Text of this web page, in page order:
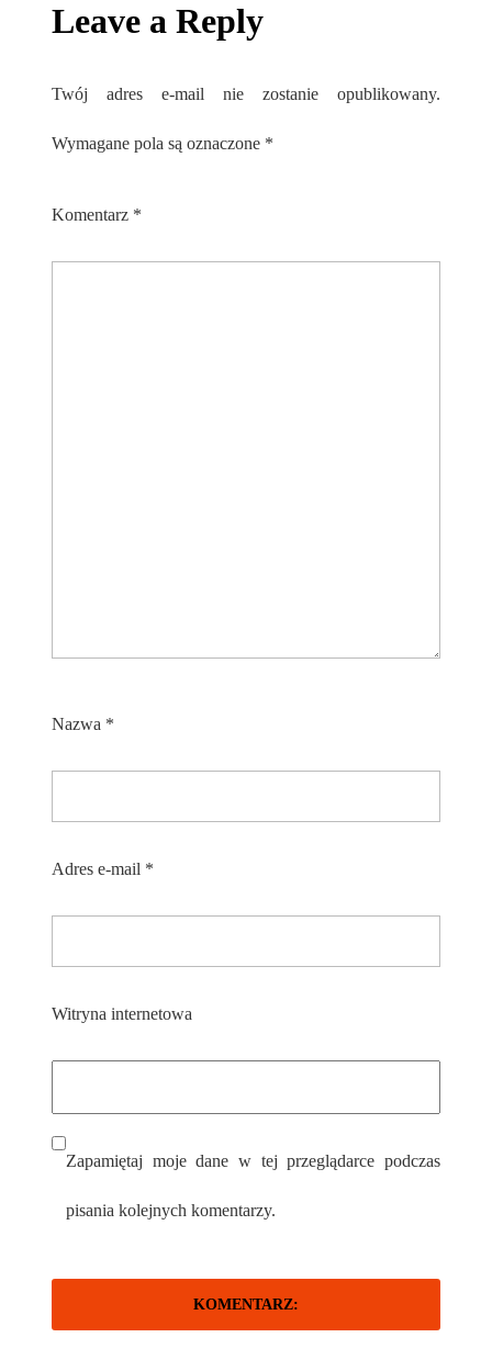
Leave a Reply
Twój adres e-mail nie zostanie opublikowany.
Wymagane pola są oznaczone *
Komentarz *
Nazwa *
Adres e-mail *
Witryna internetowa
Zapamiętaj moje dane w tej przeglądarce podczas
pisania kolejnych komentarzy.